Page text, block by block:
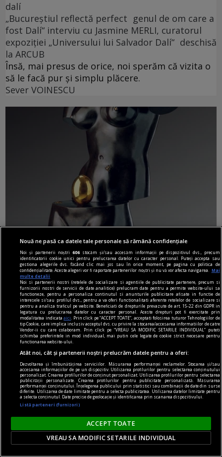
dalí
„Bucureștiul reflectă perfect genul de om care a
fost Dalí“ interviu cu Jasmine MERLI, curatorul
expoziției „Universului lui Salvador Dalí“ deschisă
la ARCUB
Însă, mai presus de orice, noi sperăm că vizita o
să le facă pur și simplu plăcere.
Sever VOINESCU
dalí
Declarația de independență a imaginației și
drepturile omului la propria sa nebunie
În coșmarul unei Venus americane, din beznă
apare (ticsit de umbrele uscate) vestitul taxi al
lui Cristofor Columb.
dalí
Nouă ne pasă ca datele tale personale să rămână confidențiale
Noi și partenerii noștri606 stocăm și/sau accesăm informații pe dispozitivul dvs., precum
identificatorii cookie unici pentru prelucrarea datelor cu caracter personal. Puteți accepta sau
gestiona alegerile dvs. făcând clic mai jos sau în orice moment, pe pagina cu politica de
confidențialitate. Aceste alegeri vor fi raportate partenerilor noștri și nu vă vor afecta navigarea.
Mai
multe detalii
Noi si partenerii nostri (retelele de socializare si agentiile de publicitate partenere, precum si
furnizorii nostri de servicii de date analitice) prelucram date pentru a permite website-ului sa
functioneze, pentru a personaliza continutul si anunturile publicitare afisate in functie de
interesele si/sau profilul dvs., pentru a va oferi functionalitati aferente retelelor de socializare si
pentru a analiza traficul pe website. Beneficiati de drepturile prevazute de art. 15-22 din GDPR in
legatura cu prelucrarea datelor cu caracter personal. Aceste drepturi pot fi exercitate prin
modalitatea indicataaici
. Prin click pe “ACCEPT TOATE”, acceptati folosirea tuturor Tehnologiilor de
tip Cookie, care implica inclusiv acceptul dvs. cu privire la stocarea/accesarea informatiilor de catre
Vendor-ii cu care colaboram. Prin click pe “VREAU SA MODIFIC SETARILE INDIVIDUAL” puteti
schimba preferintele in mod individual, mai putin cele legate de cookie strict necesare pentru
functionarea website-ului.
Atât noi, cât și partenerii noștri prelucrăm datele pentru a oferi:
Dezvoltarea și îmbunătățirea serviciilor. Măsurarea performanței reclamelor. Stocarea și/sau
accesarea informațiilor de pe un dispozitiv. Utilizarea profilurilor pentru selectarea conținutului
personalizat. Crearea profilurilor de conținut personalizat. Utilizarea profilurilor pentru selectarea
publicității personalizate. Crearea profilurilor pentru publicitate personalizată. Măsurarea
performanței conținutului. Înțelegerea publicului prin statistici sau combinații de date din surse
diferite. Utilizarea de date limitate pentru a selecta publicitatea. Utilizarea datelor limitate pentru
a selecta conținutul. Date precise de geolocație și identificarea prin scanarea dispozitivului.
Listă parteneri (furnizori)
ACCEPT TOATE
VREAU SA MODIFIC SETARILE INDIVIDUAL